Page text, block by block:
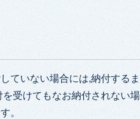
ていない場合には,納付する
受けてもなお納付されない
。